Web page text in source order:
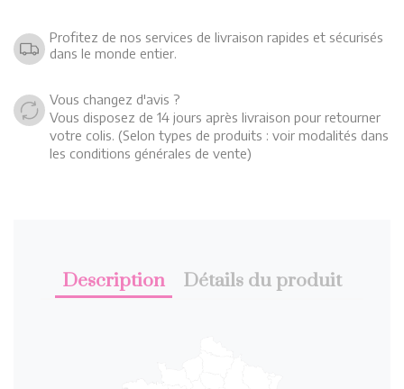
Profitez de nos services de livraison rapides et sécurisés
dans le monde entier.
Vous changez d'avis ?
Vous disposez de 14 jours après livraison pour retourner
votre colis. (Selon types de produits : voir modalités dans
les conditions générales de vente)
Description Détails du produit